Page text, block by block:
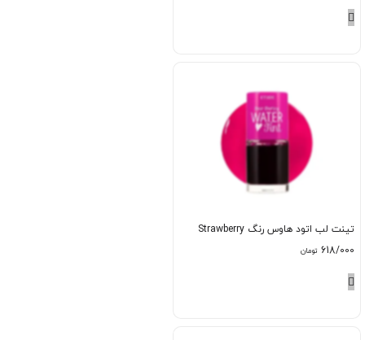
تینت لب اتود هاوس رنگ Strawberry
618/000 تومان